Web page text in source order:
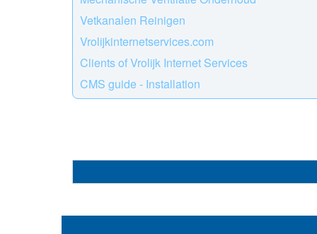
Vetkanalen Reinigen
Vrolijkinternetservices.com
Clients of Vrolijk Internet Services
CMS guide - Installation